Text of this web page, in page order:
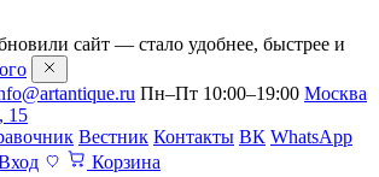
сайт — стало удобнее, быстрее и
Пн–Пт 10:00–19:00 Москва
15
Вестник Контакты ВК WhatsApp
Корзина